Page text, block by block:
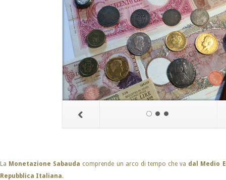
La Monetazione Sabauda comprende un arco di tempo che va dal Medio
Repubblica Italiana.